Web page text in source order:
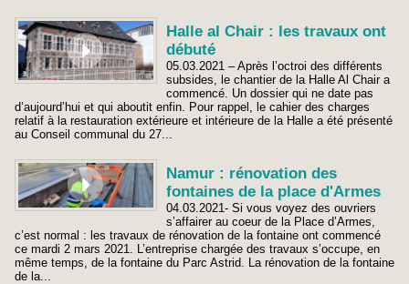
Halle al Chair : les travaux ont
débuté
05.03.2021 – Après l’octroi des différents
subsides, le chantier de la Halle Al Chair a
commencé. Un dossier qui ne date pas
d’aujourd’hui et qui aboutit enfin. Pour rappel, le cahier des charges
relatif à la restauration extérieure et intérieure de la Halle a été présenté
au Conseil communal du 27...
Namur : rénovation des
fontaines de la place d'Armes
04.03.2021- Si vous voyez des ouvriers
s’affairer au coeur de la Place d’Armes,
c’est normal : les travaux de rénovation de la fontaine ont commencé
ce mardi 2 mars 2021. L’entreprise chargée des travaux s’occupe, en
même temps, de la fontaine du Parc Astrid. La rénovation de la fontaine
de la...